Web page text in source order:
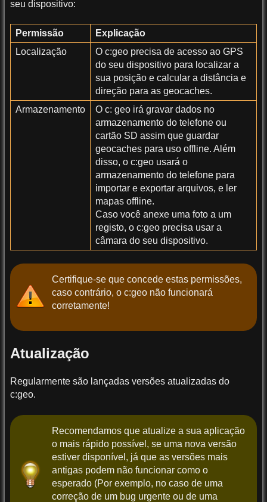
seu dispositivo:
Permissão
Explicação
Localização
O c:geo precisa de acesso ao GPS
do seu dispositivo para localizar a
sua posição e calcular a distância e
direção para as geocaches.
Armazenamento
O c: geo irá gravar dados no
armazenamento do telefone ou
cartão SD assim que guardar
geocaches para uso offline. Além
disso, o c:geo usará o
armazenamento do telefone para
importar e exportar arquivos, e ler
mapas offline.
Caso você anexe uma foto a um
registo, o c:geo precisa usar a
câmara do seu dispositivo.
Certifique-se que concede estas permissões,
caso contrário, o c:geo não funcionará
corretamente!
Atualização
Regularmente são lançadas versões atualizadas do
c:geo.
Recomendamos que atualize a sua aplicação
o mais rápido possível, se uma nova versão
estiver disponível, já que as versões mais
antigas podem não funcionar como o
esperado (Por exemplo, no caso de uma
correção de um bug urgente ou de uma